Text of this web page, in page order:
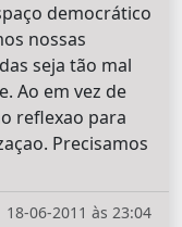
democrático
nossas
seja tão mal
Ao em vez de
reflexao para
Precisamos
18-06-2011 às 23:04